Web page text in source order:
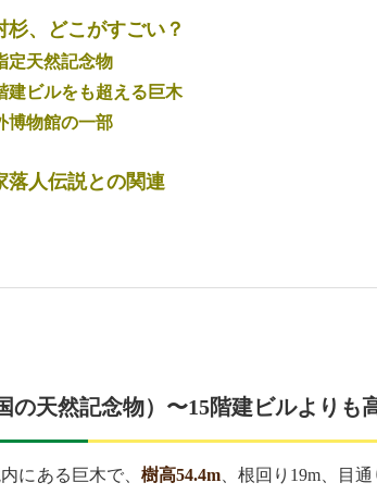
杉、どこがすごい？
定天然記念物
建ビルをも超える巨木
博物館の一部
落人伝説との関連
の天然記念物）〜15階建ビルよりも
にある巨木で、 樹高54.4m、根回り19m、目